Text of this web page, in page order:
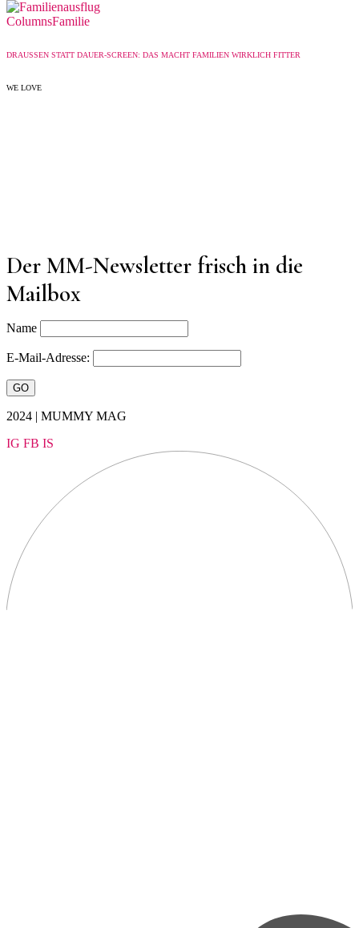
ColumnsFamilie
DRAUSSEN STATT DAUER-SCREEN: DAS MACHT FAMILIEN WIRKLICH FITTER
WE LOVE
Der MM-Newsletter frisch in die
Mailbox
Name
E-Mail-Adresse:
2024 | MUMMY MAG
IG FB IS